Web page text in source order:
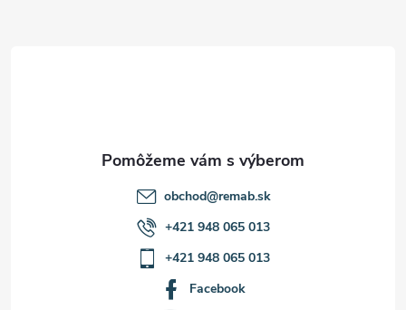
obchod@remab.sk
+421 948 065 013
+421 948 065 013
Facebook